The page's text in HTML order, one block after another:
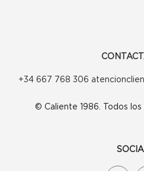
+34 667 768 306
© Caliente 1986. Todos